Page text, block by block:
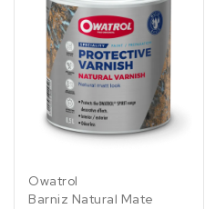
Owatrol
Barniz Natural Mate